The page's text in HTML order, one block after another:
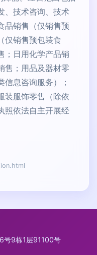
、技术咨询、技术
品销售（仅销售预
仅销售预包装食
；日用化学产品销
售；用品及器材零
息咨询服务）；
装服饰零售（除依
照依法自主开展经
号9栋1层91100号